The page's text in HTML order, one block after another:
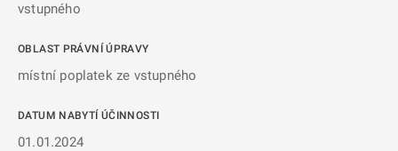
vstupného
OBLAST PRÁVNÍ ÚPRAVY
místní poplatek ze vstupného
DATUM NABYTÍ ÚČINNOSTI
01.01.2024